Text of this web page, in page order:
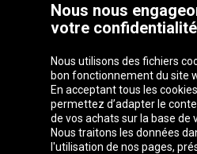
Groupe Oponeo
Nous nous
votre
Nous utilisons des fichiers
bon fonctionnement du site
En acceptant tous les
permettez d’adapter le
de vos achats sur la base de
Nous traitons les données
l'utilisation de nos pages,